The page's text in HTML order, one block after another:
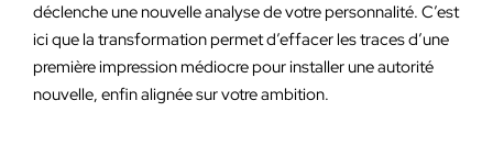
déclenche une nouvelle analyse de votre personnalité. C’est
ici que la transformation permet d’effacer les traces d’une
première impression médiocre pour installer une autorité
nouvelle, enfin alignée sur votre ambition.